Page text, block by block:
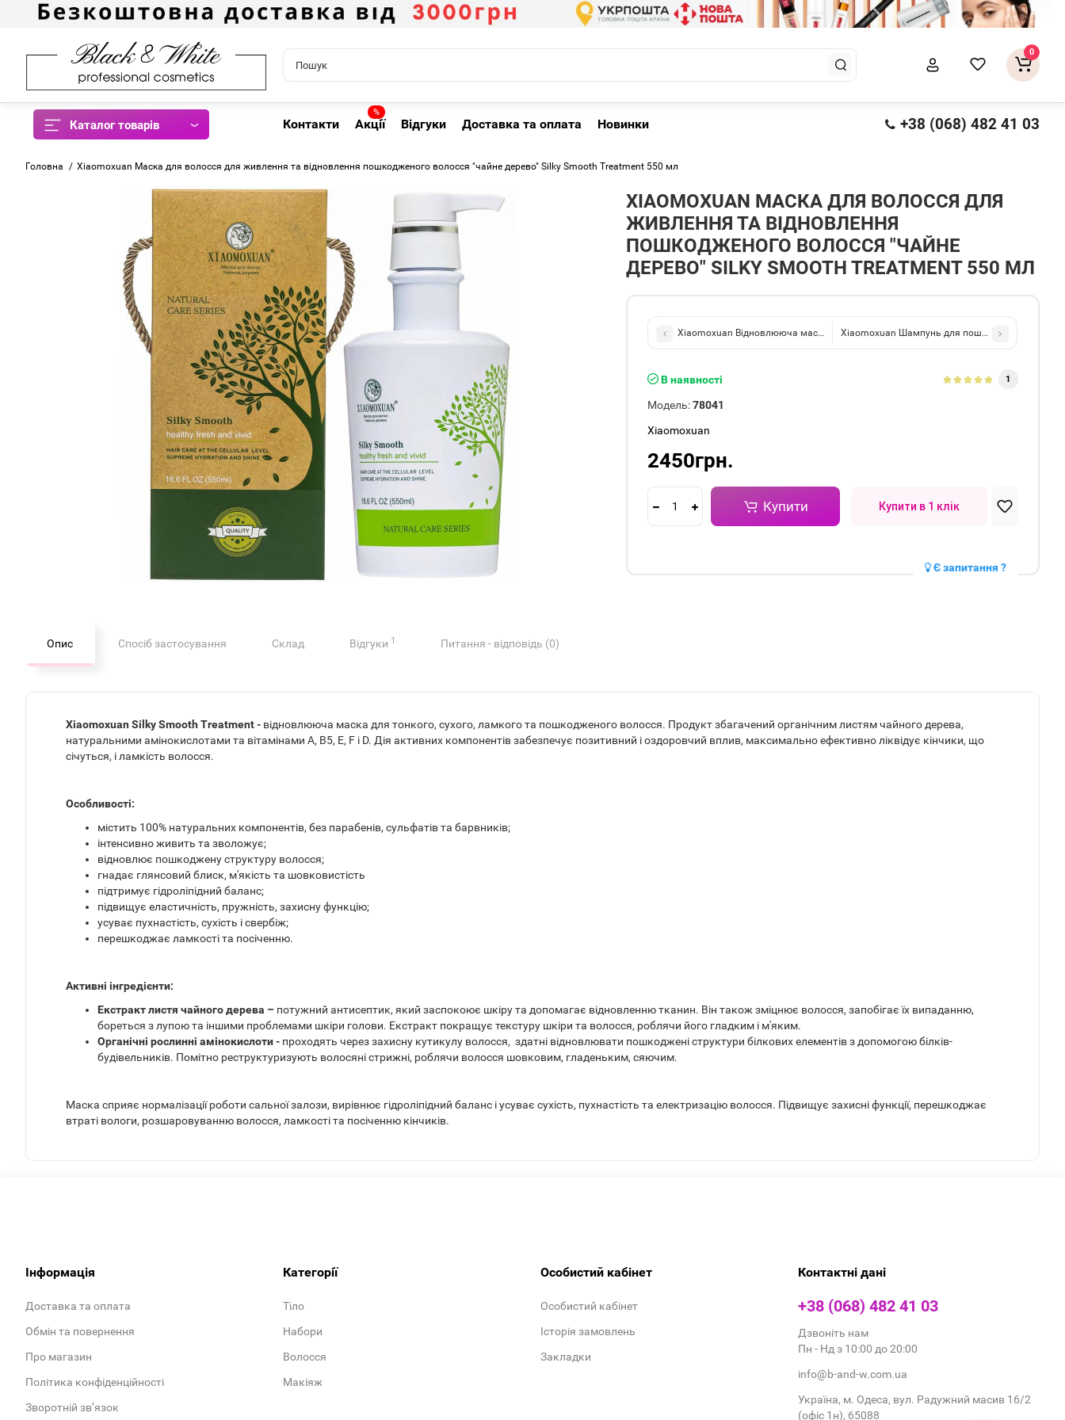
0
Каталог товарів Контакти
%
Акції Відгуки Доставка та оплата Новинки +38 (068) 482 41 03
Головна Xiaomoxuan Маска для волосся для живлення та відновлення пошкодженого волосся "чайне дерево" Silky Smooth Treatment 550 мл
XIAOMOXUAN МАСКА ДЛЯ ВОЛОССЯ ДЛЯ
ЖИВЛЕННЯ ТА ВІДНОВЛЕННЯ
ПОШКОДЖЕНОГО ВОЛОССЯ "ЧАЙНЕ
ДЕРЕВО" SILKY SMOOTH TREATMENT 550 МЛ
Xiaomoxuan Відновлююча маска з колагеном Collagen Hair Mask 550мл
Xiaomoxuan Шампунь для пошкодженого
В наявності 1
Модель: 78041
Xiaomoxuan
2450грн.
Купити Купити в 1 клік
Є запитання ?
Опис Спосіб застосування Склад Відгуки 1 Питання - відповідь (0)
Xiaomoxuan Silky Smooth Treatment - відновлююча маска для тонкого, сухого, ламкого та пошкодженого волосся. Продукт збагачений органічним листям чайного дерева,
натуральними амінокислотами та вітамінами A, B5, E, F і D. Дія активних компонентів забезпечує позитивний і оздоровчий вплив, максимально ефективно ліквідує кінчики, що
січуться, і ламкість волосся.
Особливості:
містить 100% натуральних компонентів, без парабенів, сульфатів та барвників;
інтенсивно живить та зволожує;
відновлює пошкоджену структуру волосся;
гнадає глянсовий блиск, м'якість та шовковистість
підтримує гідроліпідний баланс;
підвищує еластичність, пружність, захисну функцію;
усуває пухнастість, сухість і свербіж;
перешкоджає ламкості та посіченню.
Активні інгредієнти:
Екстракт листя чайного дерева – потужний антисептик, який заспокоює шкіру та допомагає відновленню тканин. Він також зміцнює волосся, запобігає їх випаданню,
бореться з лупою та іншими проблемами шкіри голови. Екстракт покращує текстуру шкіри та волосся, роблячи його гладким і м'яким.
Органічні рослинні амінокислоти - проходять через захисну кутикулу волосся, здатні відновлювати пошкоджені структури білкових елементів з допомогою білків-
будівельників. Помітно реструктуризують волосяні стрижні, роблячи волосся шовковим, гладеньким, сяючим.
Маска сприяє нормалізації роботи сальної залози, вирівнює гідроліпідний баланс і усуває сухість, пухнастість та електризацію волосся. Підвищує захисні функції, перешкоджає
втраті вологи, розшаровуванню волосся, ламкості та посіченню кінчиків.
Контактні дані
+38 (068) 482 41 03
Дзвоніть нам
Пн - Нд з 10:00 до 20:00
info@b-and-w.com.ua
Україна, м. Одеса, вул. Радужний масив 16/2
(офіс 1н), 65088
Інформація
Доставка та оплата
Обмін та повернення
Про магазин
Політика конфіденційності
Зворотній зв’язок
Категорії
Тіло
Набори
Волосся
Макіяж
Особистий кабінет
Особистий кабінет
Історія замовлень
Закладки